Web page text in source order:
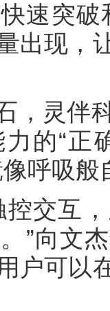
速突
出现，
，灵伴
力的“
呼吸
控交互
”向文
户可以